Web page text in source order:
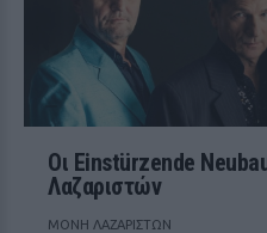
Οι Einstürzende
Λαζαριστών
ΜΟΝΗ ΛΑΖΑΡΙΣΤΩΝ